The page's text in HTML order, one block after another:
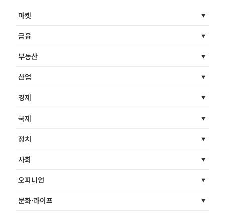
마켓
금융
부동산
산업
경제
국제
정치
사회
오피니언
문화·라이프